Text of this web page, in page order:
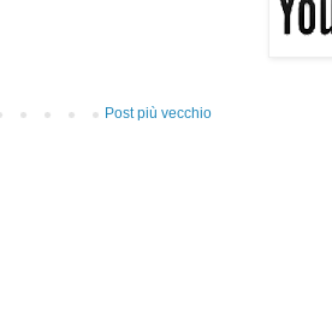
Post più vecchio